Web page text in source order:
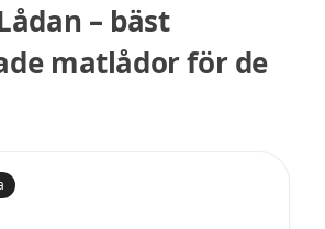
– bäst
matlådor för de